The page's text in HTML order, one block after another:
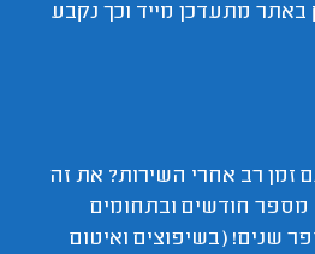
מתעדכן מייד וכך נקבע
זמן רב אחרי השירות? את זה
מספר חודשים ובתחומים
שנים! (בשיפוצים ואיטום